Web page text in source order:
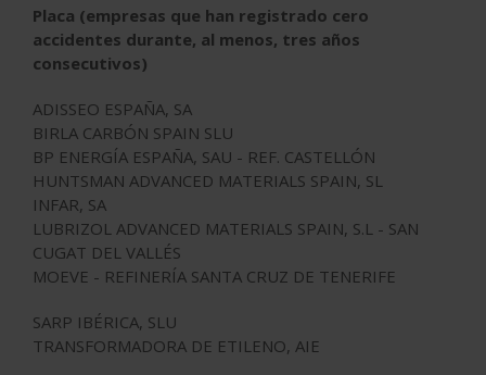
Placa (empresas que han registrado cero
accidentes durante, al menos, tres años
consecutivos)
ADISSEO ESPAÑA, SA
BIRLA CARBÓN SPAIN SLU
BP ENERGÍA ESPAÑA, SAU - REF. CASTELLÓN
HUNTSMAN ADVANCED MATERIALS SPAIN, SL
INFAR, SA
LUBRIZOL ADVANCED MATERIALS SPAIN, S.L - SAN
CUGAT DEL VALLÉS
MOEVE - REFINERÍA SANTA CRUZ DE TENERIFE
SARP IBÉRICA, SLU
TRANSFORMADORA DE ETILENO, AIE